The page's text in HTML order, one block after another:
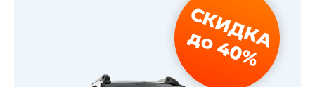
СКИДКА
до 40%